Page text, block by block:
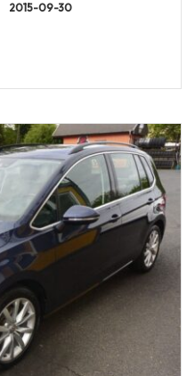
2015-09-30